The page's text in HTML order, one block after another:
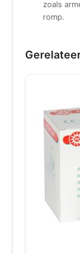
zoals
romp.